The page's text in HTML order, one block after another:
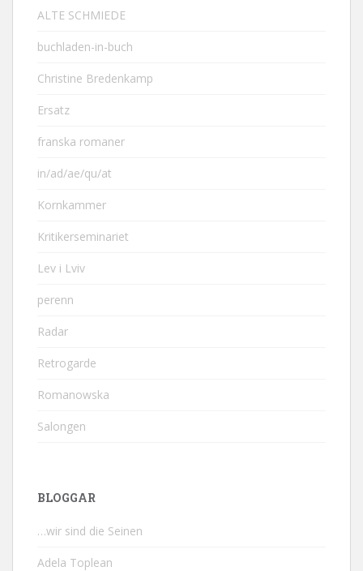
ALTE SCHMIEDE
buchladen-in-buch
Christine Bredenkamp
Ersatz
franska romaner
in/ad/ae/qu/at
Kornkammer
Kritikerseminariet
Lev i Lviv
perenn
Radar
Retrogarde
Romanowska
Salongen
BLOGGAR
…wir sind die Seinen
Adela Toplean